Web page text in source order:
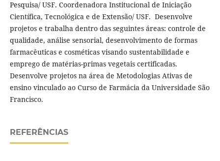
Pesquisa/ USF. Coordenadora Institucional de Iniciação
Científica, Tecnológica e de Extensão/ USF. Desenvolve
projetos e trabalha dentro das seguintes áreas: controle de
qualidade, análise sensorial, desenvolvimento de formas
farmacêuticas e cosméticas visando sustentabilidade e
emprego de matérias-primas vegetais certificadas.
Desenvolve projetos na área de Metodologias Ativas de
ensino vinculado ao Curso de Farmácia da Universidade São
Francisco.
REFERÊNCIAS